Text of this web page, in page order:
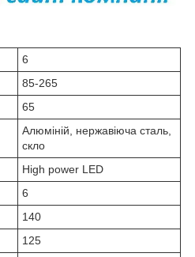
6
85-265
65
Алюміній, нержавіюча сталь,
скло
High power LED
6
140
125